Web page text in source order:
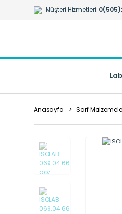
Müşteri Hizmetleri:
Anasayfa Sarf